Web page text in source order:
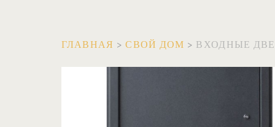
ГЛАВНАЯ >СВОЙ ДОМ > ВХОДНЫЕ